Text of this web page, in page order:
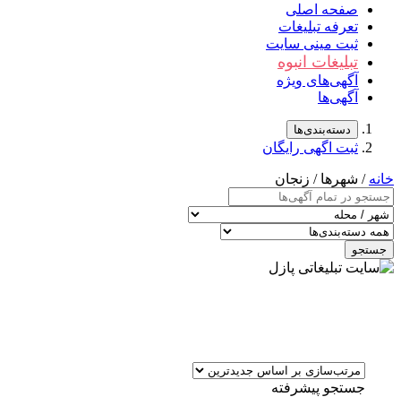
صفحه اصلی
تعرفه تبلیغات
ثبت مینی سایت
تبلیغات انبوه
آگهی‌های ویژه
آگهی‌ها
دسته‌بندی‌ها
ثبت اگهی رایگان
خانه / شهرها / زنجان
جستجو
جستجو پیشرفته